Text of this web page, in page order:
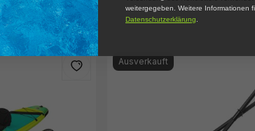
Ausverkauft
weitergegeben. Weitere Informationen
Datenschutzerklärung